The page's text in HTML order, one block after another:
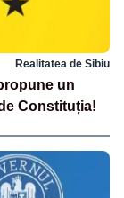
Realitatea de Sibiu
un
Constituția!